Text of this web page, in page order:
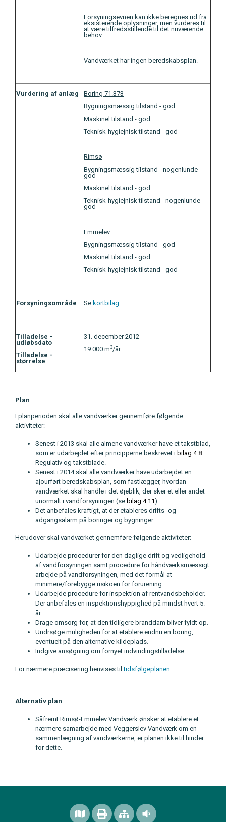
Forsyningsevnen kan ikke beregnes ud fra
eksisterende oplysninger, men vurderes til
at være tilfredsstillende til det nuværende
behov.
Vandværket har ingen beredskabsplan.
Vurdering af anlæg
Boring 71.373
Bygningsmæssig tilstand - god
Maskinel tilstand - god
Teknisk-hygiejnisk tilstand - god
Rimsø
Bygningsmæssig tilstand - nogenlunde
god
Maskinel tilstand - god
Teknisk-hygiejnisk tilstand - nogenlunde
god
Emmelev
Bygningsmæssig tilstand - god
Maskinel tilstand - god
Teknisk-hygiejnisk tilstand - god
Forsyningsområde Se kortbilag
Tilladelse -
udløbsdato
Tilladelse -
størrelse
31. december 2012
19.000 m3/år
Plan
I planperioden skal alle vandværker gennemføre følgende
aktiviteter:
Senest i 2013 skal alle almene vandværker have et takstblad,
som er udarbejdet efter principperne beskrevet i bilag 4.8
Regulativ og takstblade.
Senest i 2014 skal alle vandværker have udarbejdet en
ajourført beredskabsplan, som fastlægger, hvordan
vandværket skal handle i det øjeblik, der sker et eller andet
unormalt i vandforsyningen (se bilag 4.11).
Det anbefales kraftigt, at der etableres drifts- og
adgangsalarm på boringer og bygninger.
Herudover skal vandværket gennemføre følgende aktiviteter:
Udarbejde procedurer for den daglige drift og vedligehold
af vandforsyningen samt procedure for håndværksmæssigt
arbejde på vandforsyningen, med det formål at
minimere/forebygge risikoen for forurening.
Udarbejde procedure for inspektion af rentvandsbeholder.
Der anbefales en inspektionshyppighed på mindst hvert 5.
år.
Drage omsorg for, at den tidligere branddam bliver fyldt op.
Undrsøge muligheden for at etablere endnu en boring,
eventuelt på den alternative kildeplads.
Indgive ansøgning om fornyet indvindingstilladelse.
For nærmere præcisering henvises tiltidsfølgeplanen.
Alternativ plan
Såfremt Rimsø-Emmelev Vandværk ønsker at etablere et
nærmere samarbejde med Veggerslev Vandværk om en
sammenlægning af vandværkerne, er planen ikke til hinder
for dette.